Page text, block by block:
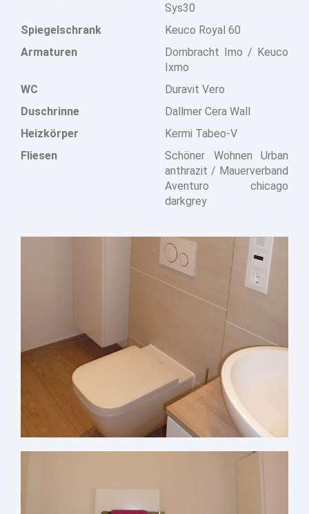
Sys30
Spiegelschrank
Keuco Royal 60
Armaturen
Dornbracht Imo / Keuco
Ixmo
WC
Duravit Vero
Duschrinne
Dallmer Cera Wall
Heizkörper
Kermi Tabeo-V
Fliesen
Schöner Wohnen Urban
anthrazit / Mauerverband
Aventuro chicago
darkgrey